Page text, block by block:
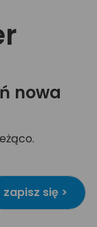
nowa
zapisz się >